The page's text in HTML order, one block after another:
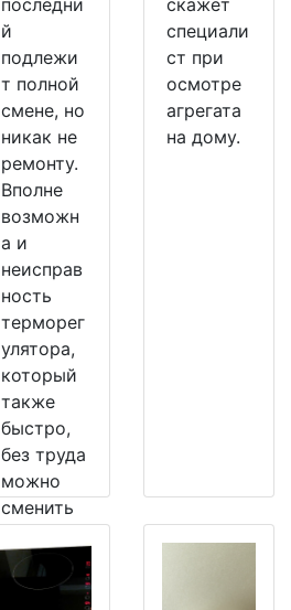
последни
й
подлежи
т полной
смене, но
никак не
ремонту.
Вполне
возможн
а и
неисправ
ность
терморег
улятора,
который
также
быстро,
без труда
можно
сменить
рабочий.
скажет
специали
ст при
осмотре
агрегата
на дому.